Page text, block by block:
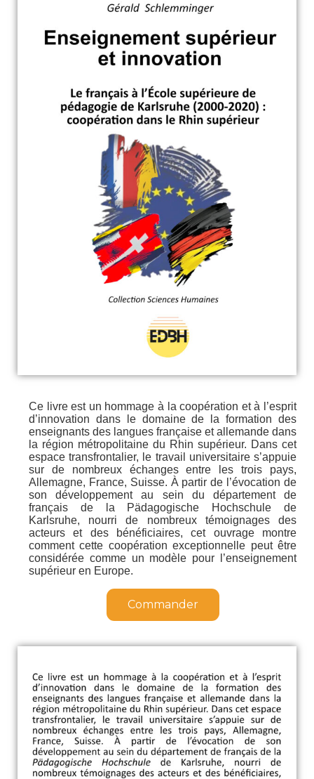
Ce livre est un hommage à la coopération et à l’esprit
d’innovation dans le domaine de la formation des
enseignants des langues française et allemande dans
la région métropolitaine du Rhin supérieur. Dans cet
espace transfrontalier, le travail universitaire s’appuie
sur de nombreux échanges entre les trois pays,
Allemagne, France, Suisse. À partir de l’évocation de
son développement au sein du département de
français de la Pädagogische Hochschule de
Karlsruhe, nourri de nombreux témoignages des
acteurs et des bénéficiaires, cet ouvrage montre
comment cette coopération exceptionnelle peut être
considérée comme un modèle pour l’enseignement
supérieur en Europe.
Commander